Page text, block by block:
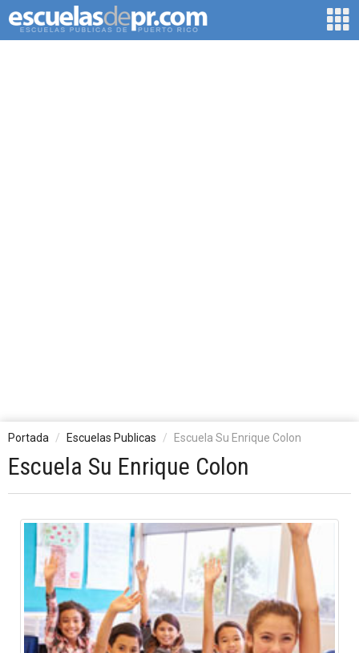
Portada Escuelas Publicas Escuela Su Enrique Colon
Escuela Su Enrique Colon